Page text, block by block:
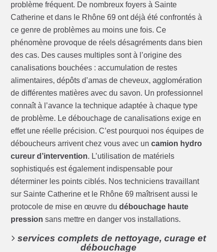
problème fréquent. De nombreux foyers à Sainte
Catherine et dans le Rhône 69 ont déjà été confrontés à
ce genre de problèmes au moins une fois. Ce
phénomène provoque de réels désagréments dans bien
des cas. Des causes multiples sont à l’origine des
canalisations bouchées : accumulation de restes
alimentaires, dépôts d’amas de cheveux, agglomération
de différentes matières avec du savon. Un professionnel
connaît à l’avance la technique adaptée à chaque type
de problème. Le débouchage de canalisations exige en
effet une réelle précision. C’est pourquoi nos équipes de
déboucheurs arrivent chez vous avec uncamion hydro
cureur d’intervention. L’utilisation de matériels
sophistiqués est également indispensable pour
déterminer les points ciblés. Nos techniciens travaillant
sur Sainte Catherine et le Rhône 69 maîtrisent aussi le
protocole de mise en œuvre dudébouchage haute
pression sans mettre en danger vos installations.
services complets de nettoyage, curage et
débouchage